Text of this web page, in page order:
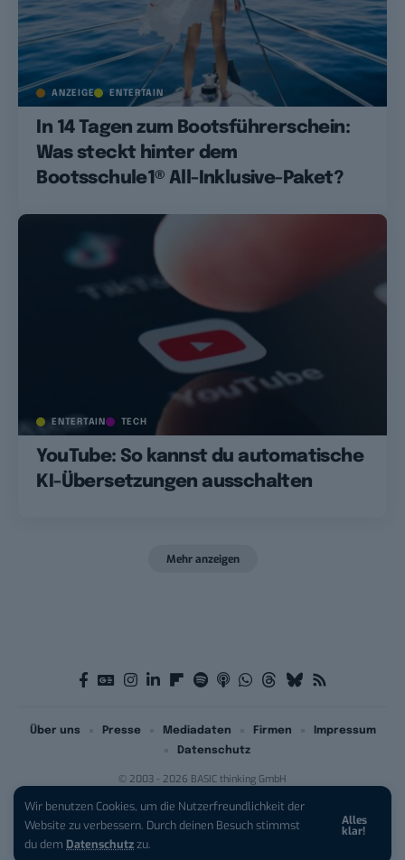
Wir benutzen Cookies, um die Nutzerfreundlichkeit der
Website zu verbessern. Durch deinen Besuch stimmst
du dem Datenschutzzu.
Alles
klar!
ANZEIGE ENTERTAIN
In 14 Tagen zum Bootsführerschein:
Was steckt hinter dem
Bootsschule1® All-Inklusive-Paket?
ENTERTAIN TECH
YouTube: So kannst du automatische
KI-Übersetzungen ausschalten
Mehr anzeigen
© 2003 - 2026 BASIC thinking GmbH
Über uns Presse Mediadaten Firmen
Impressum
Datenschutz
iPhone 17 Pro sichern:Für 1 € +
200 € Hardware-Bonus!